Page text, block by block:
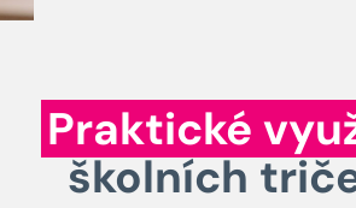
Praktické
školních